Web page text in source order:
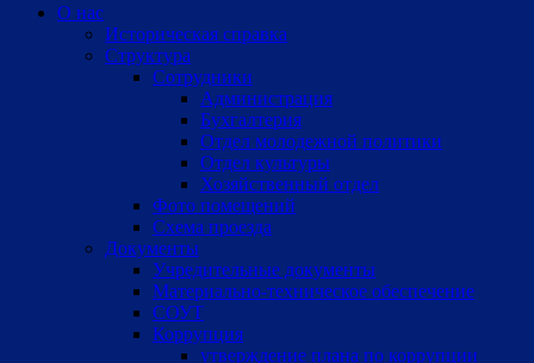
О нас
Историческая справка
Структура
Сотрудники
Администрация
Бухгалтерия
Отдел молодежной политики
Отдел культуры
Хозяйственный отдел
Фото помещений
Схема проезда
Документы
Учредительные документы
Материально-техническое обеспечение
СОУТ
Коррупция
утверждение плана по коррупции